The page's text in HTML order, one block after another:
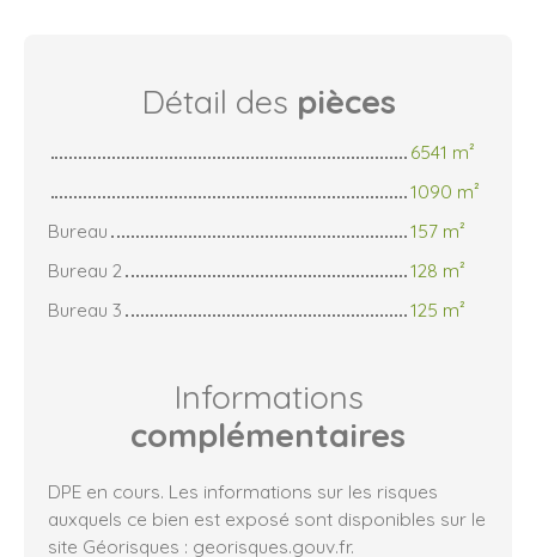
Détail des pièces
6541 m²
1090 m²
Bureau
157 m²
Bureau 2
128 m²
Bureau 3
125 m²
Informations
complémentaires
DPE en cours. Les informations sur les risques
auxquels ce bien est exposé sont disponibles sur le
site Géorisques : georisques.gouv.fr.